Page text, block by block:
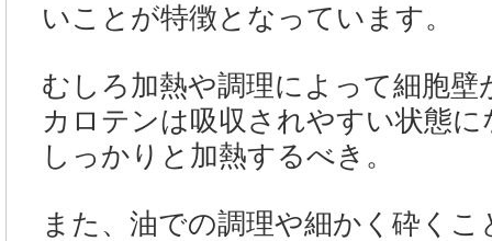
いことが特徴となっています。
むしろ加熱や調理によって細胞
カロテンは吸収されやすい状態
しっかりと加熱するべき。
また、油での調理や細かく砕く